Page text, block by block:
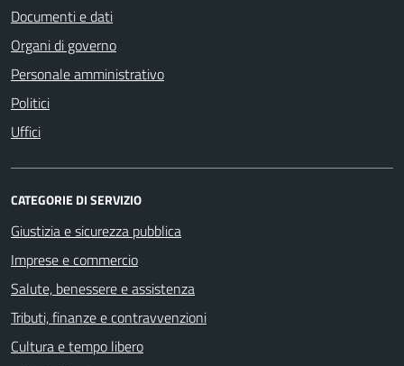
Documenti e dati
Organi di governo
Personale amministrativo
Politici
Uffici
CATEGORIE DI SERVIZIO
Giustizia e sicurezza pubblica
Imprese e commercio
Salute, benessere e assistenza
Tributi, finanze e contravvenzioni
Cultura e tempo libero